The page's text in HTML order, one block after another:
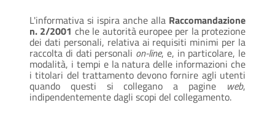
L'informativa si ispira anche alla Raccomandazione
n. 2/2001 che le autorità europee per la protezione
dei dati personali, relativa ai requisiti minimi per la
raccolta di dati personali on-line, e, in particolare, le
modalità, i tempi e la natura delle informazioni che
i titolari del trattamento devono fornire agli utenti
quando questi si collegano a pagine web,
indipendentemente dagli scopi del collegamento.